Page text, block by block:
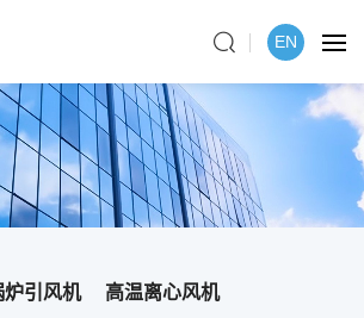
EN
炉引风机
高温离心风机